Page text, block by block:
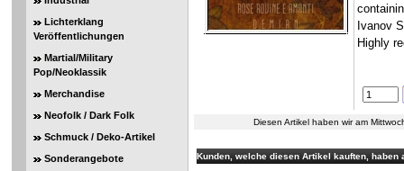
Lichterklang
Veröffentlichungen
Martial/Military
Pop/Neoklassik
Merchandise
Neofolk / Dark Folk
Schmuck / Deko-Artikel
Sonderangebote
Ivanov
Highly
Diesen Artikel haben wir am
Kunden, welche diesen Artikel kauften, haben